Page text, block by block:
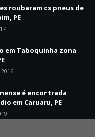
roubaram os pneus de
PE
em Taboquinha zona
é encontrada
em Caruaru, PE